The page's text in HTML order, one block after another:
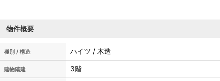
物件概要
種別 / 構造 ハイツ / 木造
建物階建 3階